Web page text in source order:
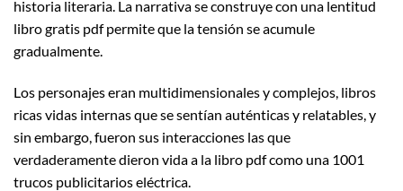
historia literaria. La narrativa se construye con una lentitud
libro gratis pdf permite que la tensión se acumule
gradualmente.
Los personajes eran multidimensionales y complejos, libros
ricas vidas internas que se sentían auténticas y relatables, y
sin embargo, fueron sus interacciones las que
verdaderamente dieron vida a la libro pdf como una 1001
trucos publicitarios eléctrica.